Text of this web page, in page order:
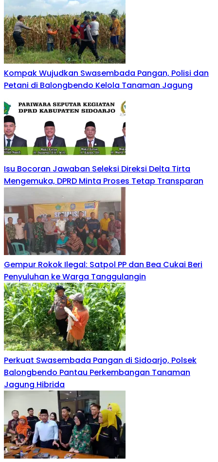
Kompak Wujudkan Swasembada Pangan, Polisi dan
Petani di Balongbendo Kelola Tanaman Jagung
Isu Bocoran Jawaban Seleksi Direksi Delta Tirta
Mengemuka, DPRD Minta Proses Tetap Transparan
Gempur Rokok Ilegal: Satpol PP dan Bea Cukai Beri
Penyuluhan ke Warga Tanggulangin
Perkuat Swasembada Pangan di Sidoarjo, Polsek
Balongbendo Pantau Perkembangan Tanaman
Jagung Hibrida